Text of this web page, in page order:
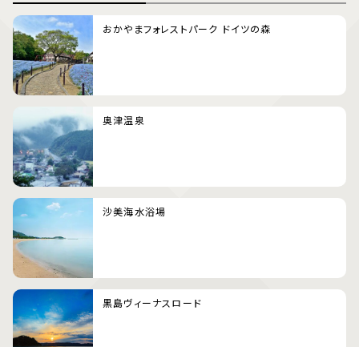
おかやまフォレストパーク ドイツの森
奥津温泉
沙美海水浴場
黒島ヴィーナスロード